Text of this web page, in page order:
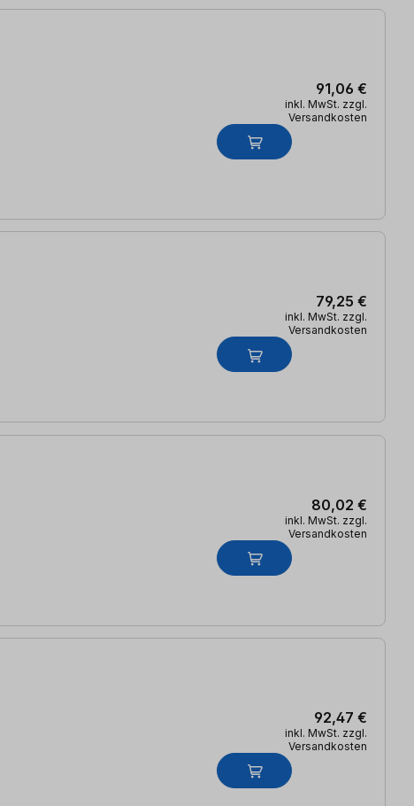
91,06 €
inkl. MwSt. zzgl.
Versandkosten
79,25 €
inkl. MwSt. zzgl.
Versandkosten
80,02 €
inkl. MwSt. zzgl.
Versandkosten
92,47 €
inkl. MwSt. zzgl.
Versandkosten